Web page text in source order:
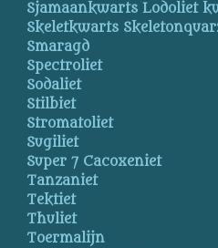
Sjamaankwarts Lodoliet
Skeletkwarts
Smaragd
Spectroliet
Sodaliet
Stilbiet
Stromatoliet
Sugiliet
Super 7 Cacoxeniet
Tanzaniet
Tektiet
Thuliet
Toermalijn